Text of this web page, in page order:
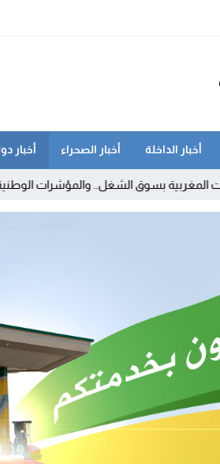
أخبار الداخلة أخبار الصحراء أخبار
الشغل.. والمؤشرات الوطنية تبعث على